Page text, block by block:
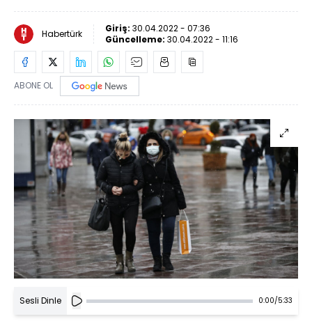
Habertürk Giriş: 30.04.2022 - 07:36
Güncelleme: 30.04.2022 - 11:16
ABONE OL
Sesli Dinle 0:00/5:33